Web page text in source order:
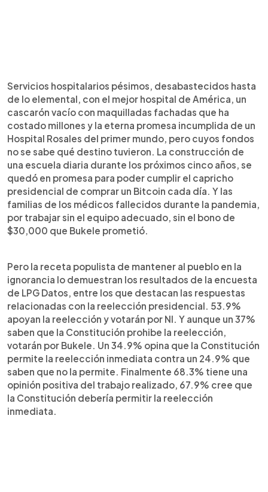
Servicios hospitalarios pésimos, desabastecidos hasta
de lo elemental, con el mejor hospital de América, un
cascarón vacío con maquilladas fachadas que ha
costado millones y la eterna promesa incumplida de un
Hospital Rosales del primer mundo, pero cuyos fondos
no se sabe qué destino tuvieron. La construcción de
una escuela diaria durante los próximos cinco años, se
quedó en promesa para poder cumplir el capricho
presidencial de comprar un Bitcoin cada día. Y las
familias de los médicos fallecidos durante la pandemia,
por trabajar sin el equipo adecuado, sin el bono de
$30,000 que Bukele prometió.
Pero la receta populista de mantener al pueblo en la
ignorancia lo demuestran los resultados de la encuesta
de LPG Datos, entre los que destacan las respuestas
relacionadas con la reelección presidencial. 53.9%
apoyan la reelección y votarán por NI. Y aunque un 37%
saben que la Constitución prohibe la reelección,
votarán por Bukele. Un 34.9% opina que la Constitución
permite la reelección inmediata contra un 24.9% que
saben que no la permite. Finalmente 68.3% tiene una
opinión positiva del trabajo realizado, 67.9% cree que
la Constitución debería permitir la reelección
inmediata.